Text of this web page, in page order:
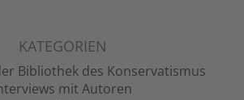
KATEGORIEN
Bibliothek des Konservatismus
mit Autoren